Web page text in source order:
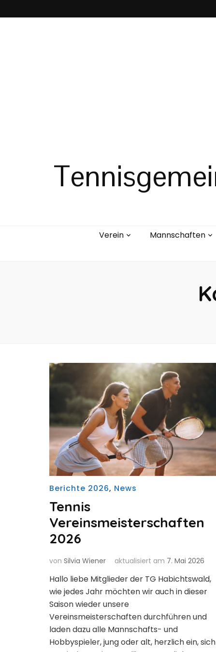
Verein Mannschaften
Berichte 2026, News
Tennis
Vereinsmeisterschaften
2026
von Silvia Wiener aktualisiert am 7. Mai 2026
Hallo liebe Mitglieder der TG Habichtswald,
wie jedes Jahr möchten wir auch in dieser
Saison wieder unsere
Vereinsmeisterschaften durchführen und
laden dazu alle Mannschafts- und
Hobbyspieler, jung oder alt, herzlich ein, sich